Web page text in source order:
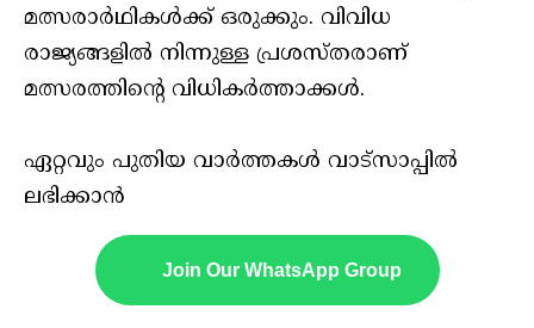
മത്സരാര്‍ഥികള്‍ക്ക് ഒരുക്കും. വിവിധ
രാജ്യങ്ങളില്‍ നിന്നുള്ള പ്രശസ്തരാണ്
മത്സരത്തിന്റെ വിധികര്‍ത്താക്കള്‍.
ഏറ്റവും പുതിയ വാർത്തകൾ വാട്സാപ്പിൽ
ലഭിക്കാൻ
Join Our WhatsApp Group